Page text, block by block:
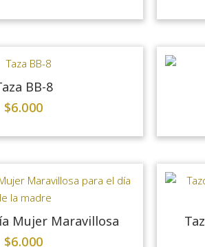
BB-8
$6.000
Mujer Maravillosa
$6.000